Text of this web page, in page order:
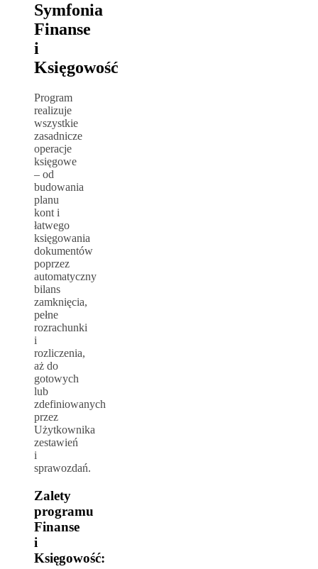
Symfonia
Finanse
i
Księgowość
Program
realizuje
wszystkie
zasadnicze
operacje
księgowe
– od
budowania
planu
kont i
łatwego
księgowania
dokumentów
poprzez
automatyczny
bilans
zamknięcia,
pełne
rozrachunki
i
rozliczenia,
aż do
gotowych
lub
zdefiniowanych
przez
Użytkownika
zestawień
i
sprawozdań.
Zalety
programu
Finanse
i
Księgowość: